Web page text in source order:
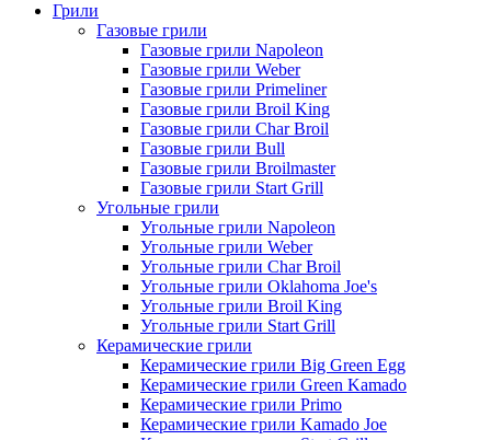
Грили
Газовые грили
Газовые грили Napoleon
Газовые грили Weber
Газовые грили Primeliner
Газовые грили Broil King
Газовые грили Char Broil
Газовые грили Bull
Газовые грили Broilmaster
Газовые грили Start Grill
Угольные грили
Угольные грили Napoleon
Угольные грили Weber
Угольные грили Char Broil
Угольные грили Oklahoma Joe's
Угольные грили Broil King
Угольные грили Start Grill
Керамические грили
Керамические грили Big Green Egg
Керамические грили Green Kamado
Керамические грили Primo
Керамические грили Kamado Joe